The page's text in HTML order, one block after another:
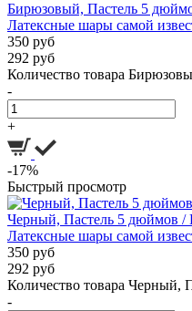
Бирюзовый, Пастель 5
Латексные шары самой
350 руб
292 руб
Количество товара
-
+
-17%
Быстрый просмотр
Черный, Пастель 5 дюймов /
Латексные шары самой
350 руб
292 руб
Количество товара Черный,
-